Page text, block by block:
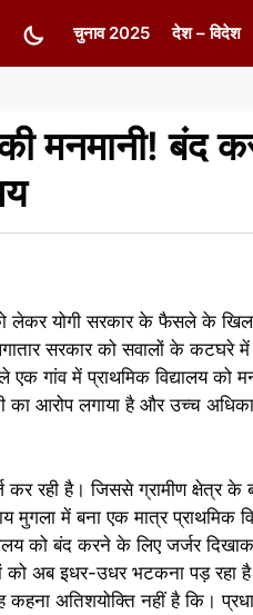
चुनाव 2025 देश – विदेश
मनमानी! बंद कर
योगी सरकार के फैसले के
सरकार को सवालों के
गांव में प्राथमिक विद्यालय को
का आरोप लगाया है और उच्च
रही है। जिससे ग्रामीण क्षेत्र
मुगला में बना एक मात्र प्राथमिक
को बंद करने के लिए जर्जर
को अब इधर-उधर भटकना पड़
कहना अतिशयोक्ति नहीं है कि।